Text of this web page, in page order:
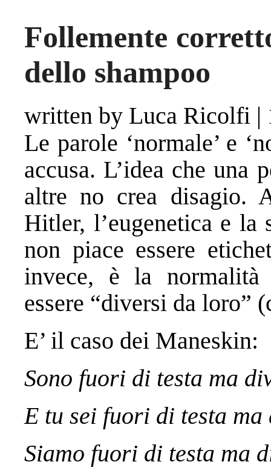
Follemente
dello shampoo
written by Luca Ricolfi |
Le parole ‘normale’ e
accusa. L’idea che una
altre no crea disagio.
Hitler, l’eugenetica e
non piace essere
invece, è la normalità
essere “diversi da loro”
E’ il caso dei Maneskin:
Sono fuori di testa ma
E tu sei fuori di testa
Siamo fuori di testa ma